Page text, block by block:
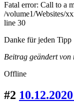
Fatal error: Call to a
/volume1/Websites/
line 30
Danke für jeden Tipp
Beitrag geändert
Offline
#2